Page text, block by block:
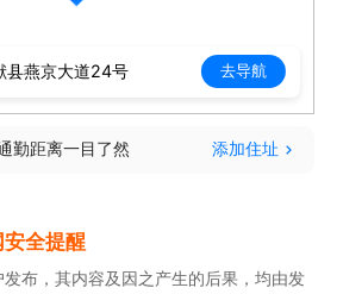
用办公软件，吃苦耐劳，适应外
、医疗险、养老金、带薪年假、
建旅游等。
县燕京大道24号 去导航
勤距离一目了然 添加住址
全提醒
布，其内容及因之产生的后果，均由发